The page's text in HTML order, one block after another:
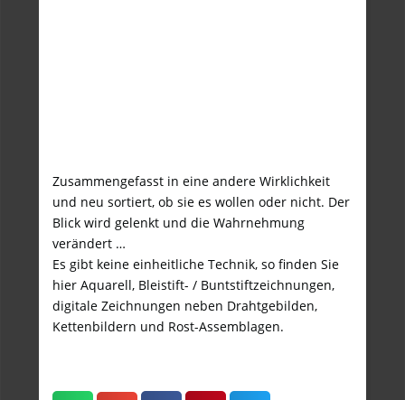
Zusammengefasst in eine andere Wirklichkeit
und neu sortiert, ob sie es wollen oder nicht. Der
Blick wird gelenkt und die Wahrnehmung
verändert …
Es gibt keine einheitliche Technik, so finden Sie
hier Aquarell, Bleistift- / Buntstiftzeichnungen,
digitale Zeichnungen neben Drahtgebilden,
Kettenbildern und Rost-Assemblagen.